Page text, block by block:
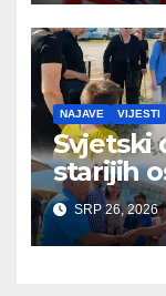
NAJAVE VIJESTI
Svjetski
starijih
SRP 26, 2026